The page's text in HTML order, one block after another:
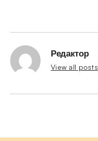
Редактор
View all posts